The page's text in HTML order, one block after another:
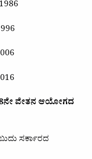
ವೇತನ ಆಯೋಗದ
ಸರ್ಕಾರದ